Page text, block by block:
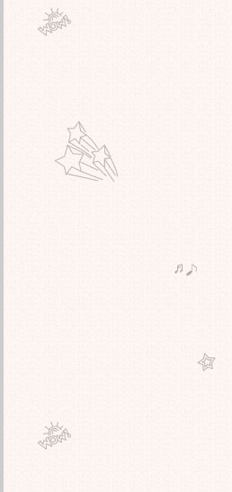
รีวิว สราญสิริ ศรีนครินทร์-แพรกษา
Saransiri Srinakarin-Phraeksa
East
รีวิว อณาสิริ ปิ่นเกล้า-กาญจนา บ้าน
เดี่ยวและบ้านแฝดสไตล์ Modern Barn
ทำเลเชื่อมต่อกาญจนาฯ-บรมฯ
รีวิว อณาสิริ เวสต์เกต บ้านเดี่ยว-บ้าน
ฝด ทำเลบางใหญ่ ใกล้เซ็นทรัลเวสต์
เดี่ยวหรู Modern European สังคมส่วน
ตัว 15 ยูนิต